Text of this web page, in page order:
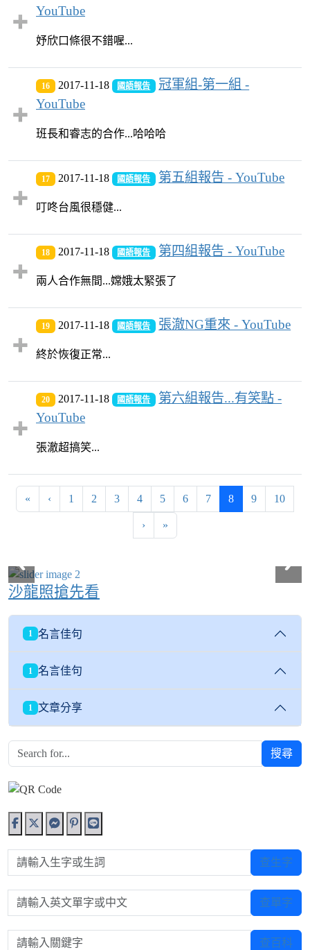
YouTube
妤欣口條很不錯喔...
16 2017-11-18 國語報告
冠軍組-第一組 -
YouTube
班長和睿志的合作...哈哈哈
17 2017-11-18 國語報告 第五組報告 - YouTube
叮咚台風很穩健...
18 2017-11-18 國語報告 第四組報告 - YouTube
兩人合作無間...嫦娥太緊張了
19 2017-11-18 國語報告 張澈NG重來 - YouTube
終於恢復正常...
20 2017-11-18 國語報告
第六組報告...有笑點 -
YouTube
張澈超搞笑...
« 第一頁
‹ 上一頁
1 2 3 4 5 6 7 8(目前頁次)
9 10
›下一頁
»最後頁
沙龍照搶先看
1 名言佳句
1 名言佳句
1 文章分享
搜尋
請輸入生字或生詞 查生字
請輸入英文單字或中文 查單字
請輸入關鍵字 查百科